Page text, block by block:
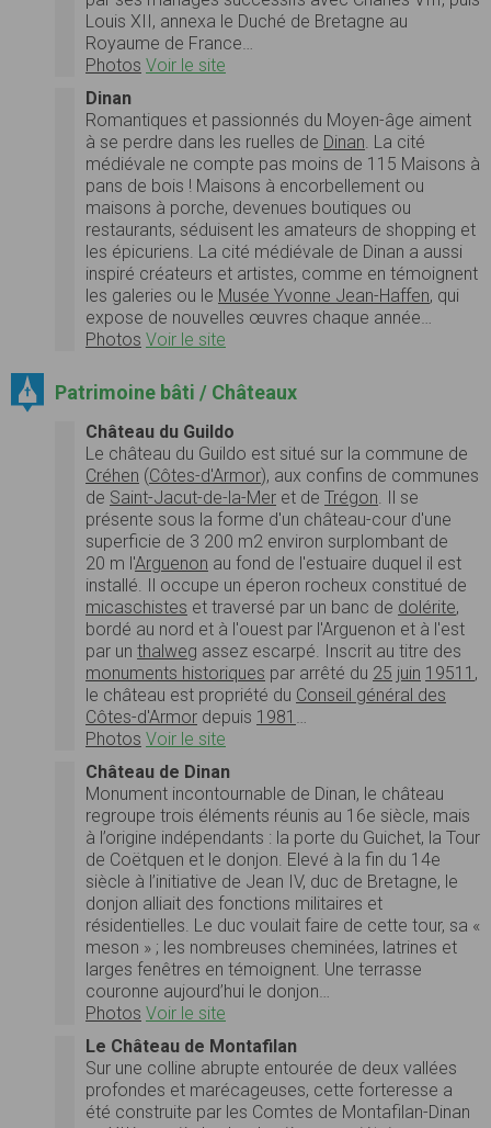
Louis XII, annexa le Duché de Bretagne au
Royaume de France…
Photos Voir le site
Dinan
Romantiques et passionnés du Moyen-âge aiment
à se perdre dans les ruelles de Dinan . La cité
médiévale ne compte pas moins de 115 Maisons à
pans de bois ! Maisons à encorbellement ou
maisons à porche, devenues boutiques ou
restaurants, séduisent les amateurs de shopping et
les épicuriens. La cité médiévale de Dinan a aussi
inspiré créateurs et artistes, comme en témoignent
les galeries ou le Musée Yvonne Jean-Haffen, qui
expose de nouvelles œuvres chaque année…
Photos Voir le site
Patrimoine bâti / Châteaux
Château du Guildo
Le château du Guildo est situé sur la commune de
Créhen (Côtes-d'Armor), aux confins de communes
de Saint-Jacut-de-la-Mer et de Trégon. Il se
présente sous la forme d'un château-cour d'une
superficie de 3 200 m2 environ surplombant de
20 m l'Arguenon au fond de l'estuaire duquel il est
installé. Il occupe un éperon rocheux constitué de
micaschistes et traversé par un banc de dolérite,
bordé au nord et à l'ouest par l'Arguenon et à l'est
par un thalweg assez escarpé. Inscrit au titre des
monuments historiques par arrêté du 25 juin 1951 1 ,
le château est propriété du Conseil général des
Côtes-d'Armor depuis 1981 …
Photos Voir le site
Château de Dinan
Monument incontournable de Dinan, le château
regroupe trois éléments réunis au 16e siècle, mais
à l’origine indépendants : la porte du Guichet, la Tour
de Coëtquen et le donjon. Elevé à la fin du 14e
siècle à l’initiative de Jean IV, duc de Bretagne, le
donjon alliait des fonctions militaires et
résidentielles. Le duc voulait faire de cette tour, sa «
meson » ; les nombreuses cheminées, latrines et
larges fenêtres en témoignent. Une terrasse
couronne aujourd’hui le donjon…
Photos Voir le site
Le Château de Montafilan
Sur une colline abrupte entourée de deux vallées
profondes et marécageuses, cette forteresse a
été construite par les Comtes de Montafilan-Dinan